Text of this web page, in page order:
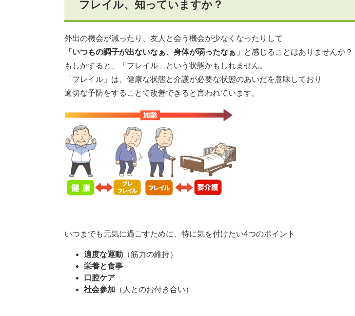
フレイル、知っていますか？
外出の機会が減ったり、友人と会う機会が少なくなったりして
「いつもの調子が出ないなぁ、身体が弱ったなぁ」
と感じることはありませんか？
もしかすると、「フレイル」という状態かもしれません。
「フレイル」は、健康な状態と介護が必要な状態のあいだを意味しており
適切な予防をすることで改善できると言われています。
いつまでも元気に過ごすために、特に気を付けたい4つのポイント
適度な運動 （筋力の維持）
栄養と食事
口腔ケア
社会参加 （人とのお付き合い）